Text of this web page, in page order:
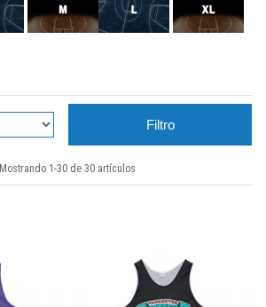
Filtro
Mostrando 1-30 de 30 artículos